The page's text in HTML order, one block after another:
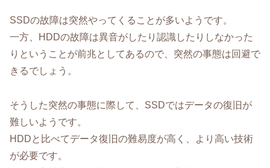
SSDの故障は突然やってくることが多いようです。
一方、HDDの故障は異音がしたり認識したりしなかった
りということが前兆としてあるので、突然の事態は回避で
きるでしょう。
そうした突然の事態に際して、SSDではデータの復旧が
難しいようです。
HDDと比べてデータ復旧の難易度が高く、より高い技術
が必要です。